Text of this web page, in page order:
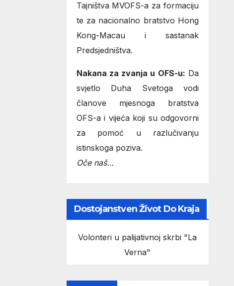
Tajništva MVOFS-a za formaciju
te za nacionalno bratstvo Hong
Kong-Macau i sastanak
Predsjedništva.
Nakana za zvanja u OFS-u: Da
svjetlo Duha Svetoga vodi
članove mjesnoga bratstva
OFS-a i vijeća koji su odgovorni
za pomoć u razlučivanju
istinskoga poziva.
Oče naš…
Dostojanstven Život Do Kraja
Volonteri u palijativnoj skrbi "La
Verna"